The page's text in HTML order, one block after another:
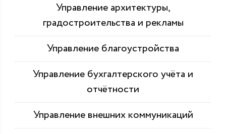
Управление архитектуры,
градостроительства и рекламы
Управление благоустройства
Управление бухгалтерского учёта и
отчётности
Управление внешних коммуникаций